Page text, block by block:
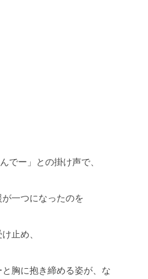
でー」との掛け声で、
一つになったのを
止め、
胸に抱き締める姿が、な